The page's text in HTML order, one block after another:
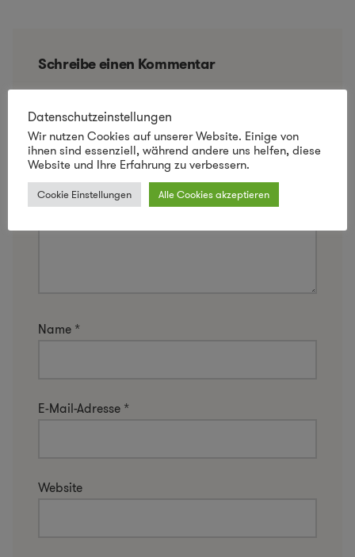
Schreibe einen Kommentar
Erforderliche Felder sind mit
Kommentar*
Name *
E-Mail-Adresse *
Website
Datenschutzeinstellungen
Wir nutzen Cookies auf unserer Website. Einige von
ihnen sind essenziell, während andere uns helfen, diese
Website und Ihre Erfahrung zu verbessern.
Cookie Einstellungen Alle Cookies akzeptieren